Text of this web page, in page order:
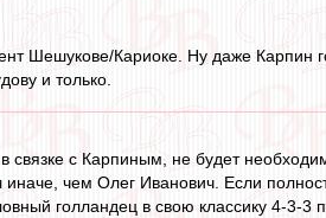
Шешукове/Кариоке. Ну даже Карпин
и только.
в связке с Карпиным, не будет
чем Олег Иванович. Если
голландец в свою классику 4-3-3